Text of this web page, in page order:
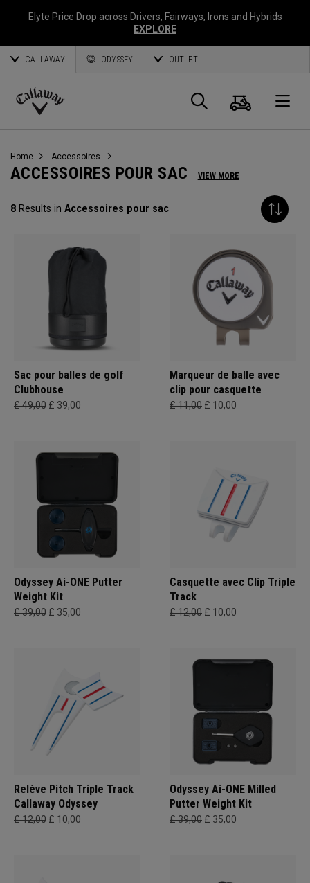
Elyte Price Drop across Drivers, Fairways, Irons and Hybrids
EXPLORE
CALLAWAY ODYSSEY OUTLET
Callaway
Panier
Home Accessoires
ACCESSOIRES POUR SAC VIEW MORE
8 Results in Accessoires pour sac
Sac pour balles de golf
Clubhouse
£ 49,00 £ 39,00
Marqueur de balle avec
clip pour casquette
£ 11,00 £ 10,00
Odyssey Ai-ONE Putter
Weight Kit
£ 39,00 £ 35,00
Casquette avec Clip Triple
Track
£ 12,00 £ 10,00
Reléve Pitch Triple Track
Callaway Odyssey
£ 12,00 £ 10,00
Odyssey Ai-ONE Milled
Putter Weight Kit
£ 39,00 £ 35,00